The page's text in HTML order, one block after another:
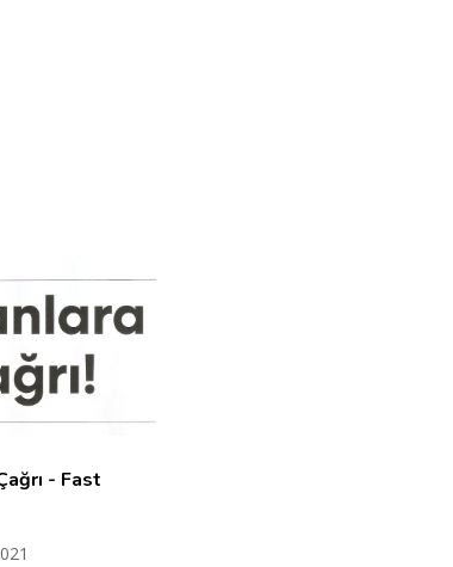
- Fast